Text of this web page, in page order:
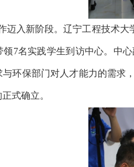
迈入新阶段。辽宁工程技术
领7名实践学生到访中心。中
环保部门对人才能力的需求
式确立。